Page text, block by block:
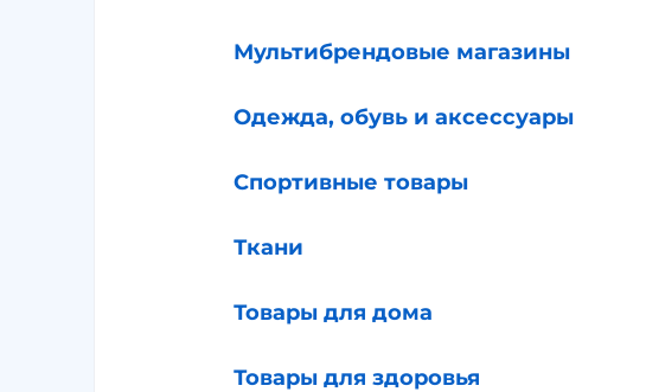
Мультибрендовые магазины
Одежда, обувь и аксессуары
Спортивные товары
Ткани
Товары для дома
Товары для здоровья